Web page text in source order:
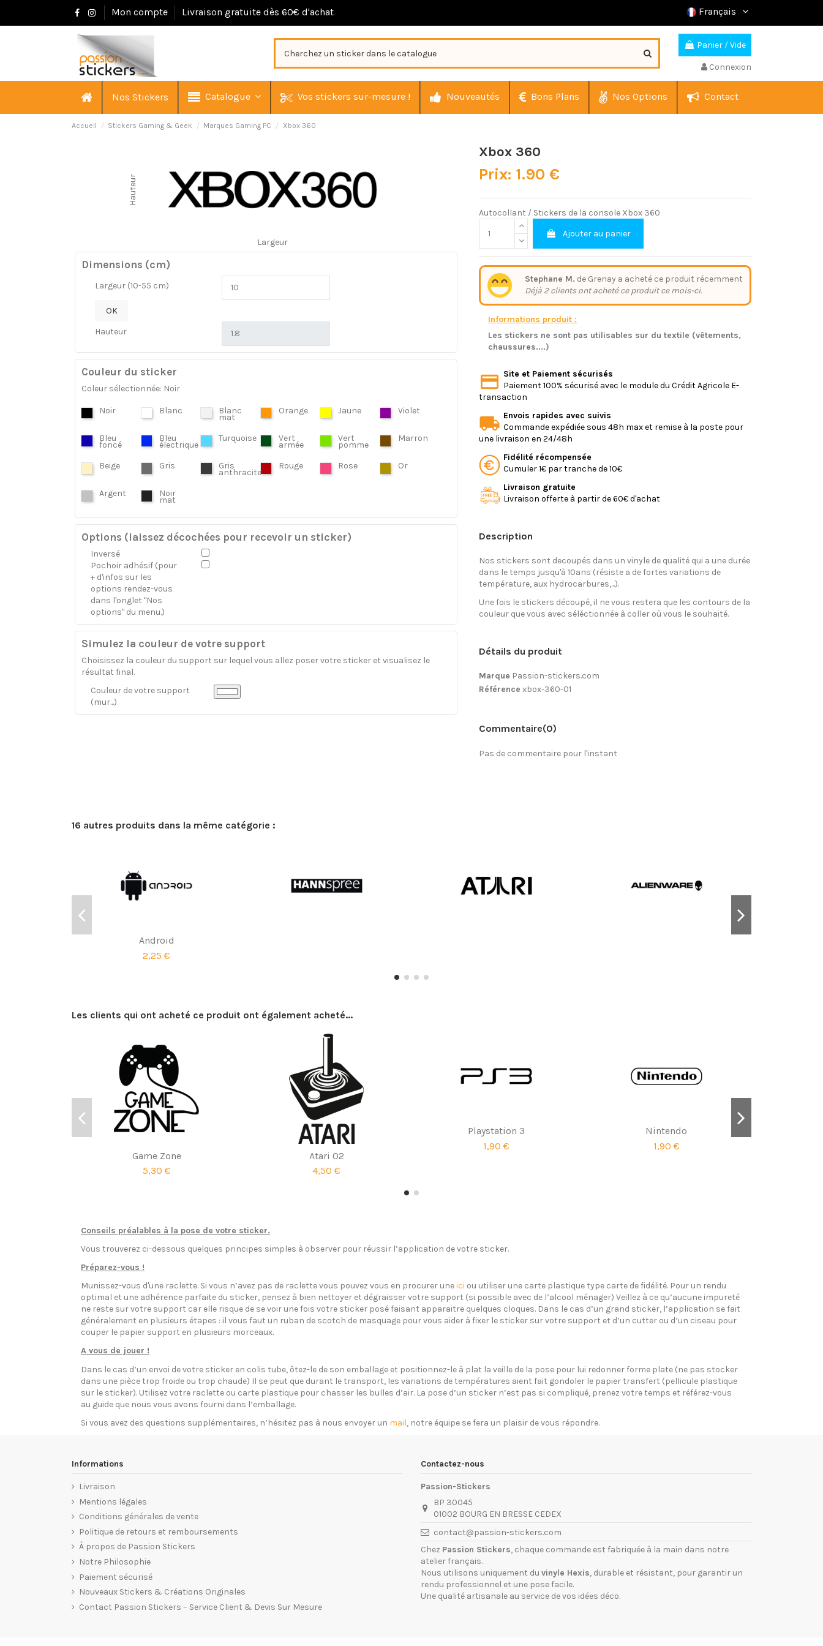
Mon compte Livraison gratuite dès 60€ d'achat Français
Panier /Vide
Connexion
Nos Stickers Catalogue Vos stickers sur-mesure ! Nouveautés Bons Plans Nos Options Contact
Accueil Stickers Gaming & Geek Marques Gaming PC Xbox 360
Hauteur
Largeur
Dimensions (cm)
Largeur (10-55 cm)
OK
Hauteur
Couleur du sticker
Coleur sélectionnée: Noir
Noir Blanc Blanc
mat
Orange Jaune Violet
Bleu
foncé
Bleu
électrique
Turquoise Vert
armée
Vert
pomme
Marron
Beige Gris Gris
anthracite
Rouge Rose Or
Argent Noir
mat
Options (laissez décochées pour recevoir un sticker)
Inversé
Pochoir adhésif (pour
+ d'infos sur les
options rendez-vous
dans l'onglet "Nos
options" du menu.)
Simulez la couleur de votre support
Choisissez la couleur du support sur lequel vous allez poser votre sticker et visualisez le
résultat final.
Couleur de votre support
(mur...)
Xbox 360
Prix: 1.90 €
Autocollant / Stickers de la console Xbox 360
Ajouter au panier
Stephane M. de Grenay a acheté ce produit récemment
Déjà 2 clients ont acheté ce produit ce mois-ci.
Informations produit :
Les stickers ne sont pas utilisables sur du textile (vêtements,
chaussures....)
Site et Paiement sécurisés
Paiement 100% sécurisé avec le module du Crédit Agricole E-
transaction
Envois rapides avec suivis
Commande expédiée sous 48h max et remise à la poste pour
une livraison en 24/48h
Fidélité récompensée
Cumuler 1€ par tranche de 10€
Livraison gratuite
Livraison offerte à partir de 60€ d'achat
Description
Nos stickers sont decoupés dans un vinyle de qualité qui a une durée
dans le temps jusqu'à 10ans (résiste a de fortes variations de
température, aux hydrocarbures,...).
Une fois le stickers découpé, il ne vous restera que les contours de la
couleur que vous avec séléctionnée à coller où vous le souhaité.
Détails du produit
Marque Passion-stickers.com
Référence xbox-360-01
Commentaire(0)
Pas de commentaire pour l'instant
16 autres produits dans la même catégorie :
Android
2,25 €
Les clients qui ont acheté ce produit ont également acheté...
Game Zone
5,30 €
Atari 02
4,50 €
Playstation 3
1,90 €
Nintendo
1,90 €
Conseils préalables à la pose de votre sticker.
Vous trouverez ci-dessous quelques principes simples à observer pour réussir l’application de votre sticker.
Préparez-vous !
Munissez-vous d'une raclette. Si vous n’avez pas de raclette vous pouvez vous en procurer uneici ou utiliser une carte plastique type carte de fidélité. Pour un rendu
optimal et une adhérence parfaite du sticker, pensez à bien nettoyer et dégraisser votre support (si possible avec de l’alcool ménager) Veillez à ce qu’aucune impureté
ne reste sur votre support car elle risque de se voir une fois votre sticker posé faisant apparaitre quelques cloques. Dans le cas d’un grand sticker, l’application se fait
généralement en plusieurs étapes : il vous faut un ruban de scotch de masquage pour vous aider à fixer le sticker sur votre support et d’un cutter ou d’un ciseau pour
couper le papier support en plusieurs morceaux.
A vous de jouer !
Dans le cas d’un envoi de votre sticker en colis tube, ôtez-le de son emballage et positionnez-le à plat la veille de la pose pour lui redonner forme plate (ne pas stocker
dans une pièce trop froide ou trop chaude) Il se peut que durant le transport, les variations de températures aient fait gondoler le papier transfert (pellicule plastique
sur le sticker). Utilisez votre raclette ou carte plastique pour chasser les bulles d’air. La pose d’un sticker n’est pas si compliqué, prenez votre temps et référez-vous
au guide que nous vous avons fourni dans l’emballage.
Si vous avez des questions supplémentaires, n’hésitez pas à nous envoyer un mail, notre équipe se fera un plaisir de vous répondre.
Informations
Livraison
Mentions légales
Conditions générales de vente
Politique de retours et remboursements
À propos de Passion Stickers
Notre Philosophie
Paiement sécurisé
Nouveaux Stickers & Créations Originales
Contact Passion Stickers – Service Client & Devis Sur Mesure
Contactez-nous
Passion-Stickers
BP 30045
01002 BOURG EN BRESSE CEDEX
contact@passion-stickers.com
Chez Passion Stickers, chaque commande est fabriquée à la main dans notre
atelier français.
Nous utilisons uniquement du vinyle Hexis, durable et résistant, pour garantir un
rendu professionnel et une pose facile.
Une qualité artisanale au service de vos idées déco.